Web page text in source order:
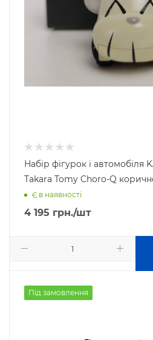
Набір фігурок і автомобіля
Takara Tomy Choro-Q
Є в наявності
4 195 грн./шт
Під замовлення